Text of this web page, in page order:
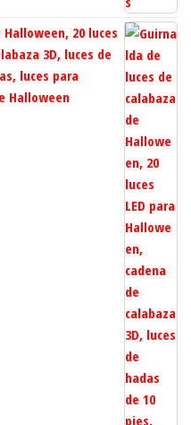
20 luces
3D, luces de
luces para
Halloween